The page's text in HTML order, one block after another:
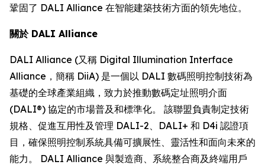
鞏固了 DALI Alliance 在智能建築技術方面的領先地位。
關於 DALI Alliance
DALI Alliance (又稱 Digital Illumination Interface
Alliance，簡稱 DiiA) 是一個以 DALI 數碼照明控制技術為
基礎的全球產業組織，致力於推動數碼定址照明介面
(DALI®) 協定的市場普及和標準化。 該聯盟負責制定技術
規格、促進互用性及管理 DALI-2、DALI+ 和 D4i 認證項
目，確保照明控制系統具備可擴展性、靈活性和面向未來的
能力。 DALI Alliance 與製造商、系統整合商及終端用戶